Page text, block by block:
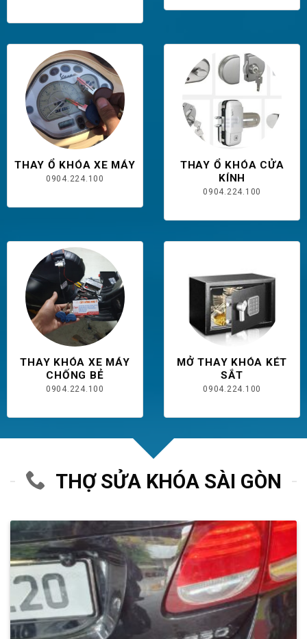
THAY Ổ KHÓA XE MÁY
0904.224.100
THAY Ổ KHÓA CỬA
KÍNH
0904.224.100
THAY KHÓA XE MÁY
CHỐNG BẺ
0904.224.100
MỞ THAY KHÓA KÉT
SẮT
0904.224.100
THỢ SỬA KHÓA SÀI GÒN